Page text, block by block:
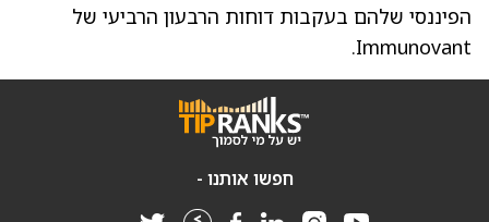
הפיננסי שלהם בעקבות דוחות הרבעון הרביעי של
Immunovant.
חפשו אותנו -